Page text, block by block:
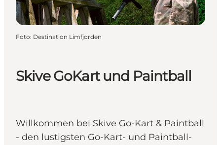
Skive GoKart und Paintball
Willkommen bei Skive Go-Kart & Paintball
- den lustigsten Go-Kart- und Paintball-
Foto: Destination Limfjorden